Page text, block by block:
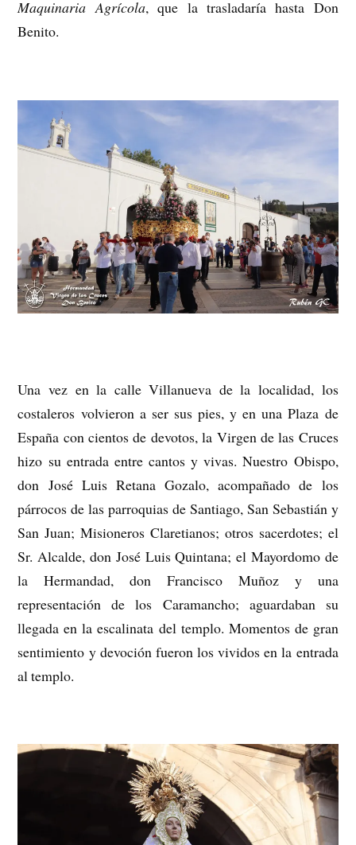
Maquinaria Agrícola, que la trasladaría hasta Don
Benito.
Una vez en la calle Villanueva de la localidad, los
costaleros volvieron a ser sus pies, y en una Plaza de
España con cientos de devotos, la Virgen de las Cruces
hizo su entrada entre cantos y vivas. Nuestro Obispo,
don José Luis Retana Gozalo, acompañado de los
párrocos de las parroquias de Santiago, San Sebastián y
San Juan; Misioneros Claretianos; otros sacerdotes; el
Sr. Alcalde, don José Luis Quintana; el Mayordomo de
la Hermandad, don Francisco Muñoz y una
representación de los Caramancho; aguardaban su
llegada en la escalinata del templo. Momentos de gran
sentimiento y devoción fueron los vividos en la entrada
al templo.